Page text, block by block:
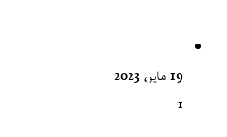
19 مايو، 2023
1